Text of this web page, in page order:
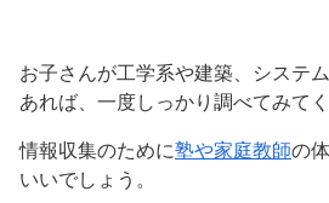
お子さんが工学系や建築、システ
あれば、一度しっかり調べてみてく
情報収集のために塾や家庭教師の
いいでしょう。